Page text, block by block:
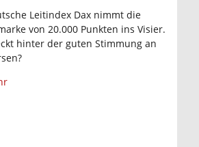
Leitindex Dax nimmt die
von 20.000 Punkten ins Visier.
hinter der guten Stimmung an